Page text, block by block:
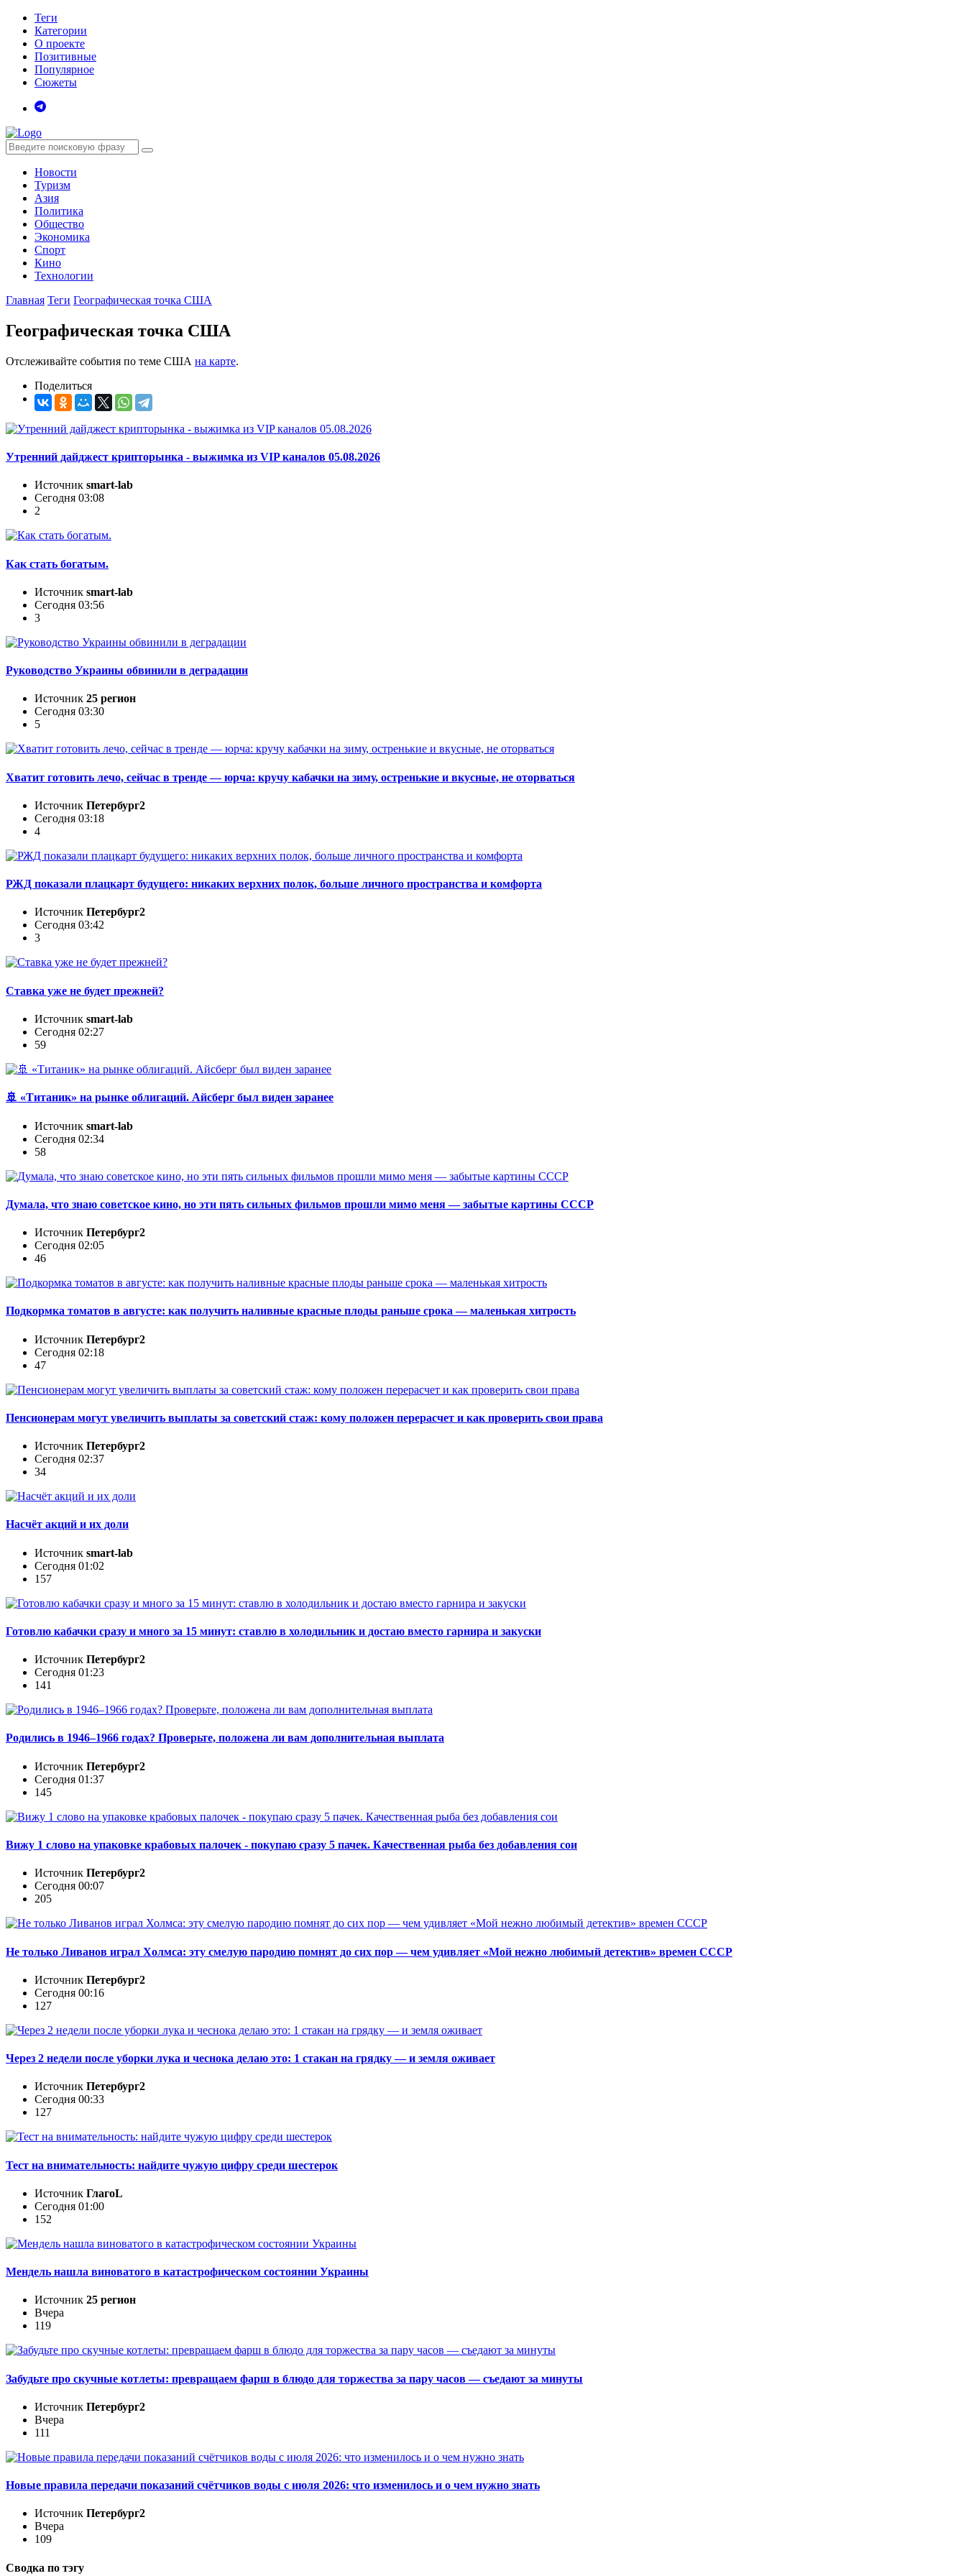
Теги
Категории
О проекте
Позитивные
Популярное
Сюжеты
Новости
Туризм
Азия
Политика
Общество
Экономика
Спорт
Кино
Технологии
Главная Теги Географическая точка США
Географическая точка США
Отслеживайте события по теме США на карте.
Поделиться
Утренний дайджест крипторынка - выжимка из VIP каналов 05.08.2026
Источник smart-lab
Сегодня 03:08
2
Как стать богатым.
Источник smart-lab
Сегодня 03:56
3
Руководство Украины обвинили в деградации
Источник 25 регион
Сегодня 03:30
5
Хватит готовить лечо, сейчас в тренде — юрча: кручу кабачки на зиму, остренькие и вкусные, не оторваться
Источник Петербург2
Сегодня 03:18
4
РЖД показали плацкарт будущего: никаких верхних полок, больше личного пространства и комфорта
Источник Петербург2
Сегодня 03:42
3
Ставка уже не будет прежней?
Источник smart-lab
Сегодня 02:27
59
🚢 «Титаник» на рынке облигаций. Айсберг был виден заранее
Источник smart-lab
Сегодня 02:34
58
Думала, что знаю советское кино, но эти пять сильных фильмов прошли мимо меня — забытые картины СССР
Источник Петербург2
Сегодня 02:05
46
Подкормка томатов в августе: как получить наливные красные плоды раньше срока — маленькая хитрость
Источник Петербург2
Сегодня 02:18
47
Пенсионерам могут увеличить выплаты за советский стаж: кому положен перерасчет и как проверить свои права
Источник Петербург2
Сегодня 02:37
34
Насчёт акций и их доли
Источник smart-lab
Сегодня 01:02
157
Готовлю кабачки сразу и много за 15 минут: ставлю в холодильник и достаю вместо гарнира и закуски
Источник Петербург2
Сегодня 01:23
141
Родились в 1946–1966 годах? Проверьте, положена ли вам дополнительная выплата
Источник Петербург2
Сегодня 01:37
145
Вижу 1 слово на упаковке крабовых палочек - покупаю сразу 5 пачек. Качественная рыба без добавления сои
Источник Петербург2
Сегодня 00:07
205
Не только Ливанов играл Холмса: эту смелую пародию помнят до сих пор — чем удивляет «Мой нежно любимый детектив» времен СССР
Источник Петербург2
Сегодня 00:16
127
Через 2 недели после уборки лука и чеснока делаю это: 1 стакан на грядку — и земля оживает
Источник Петербург2
Сегодня 00:33
127
Тест на внимательность: найдите чужую цифру среди шестерок
Источник ГлагоL
Сегодня 01:00
152
Мендель нашла виноватого в катастрофическом состоянии Украины
Источник 25 регион
Вчера
119
Забудьте про скучные котлеты: превращаем фарш в блюдо для торжества за пару часов — съедают за минуты
Источник Петербург2
Вчера
111
Новые правила передачи показаний счётчиков воды с июля 2026: что изменилось и о чем нужно знать
Источник Петербург2
Вчера
109
Сводка по тэгу